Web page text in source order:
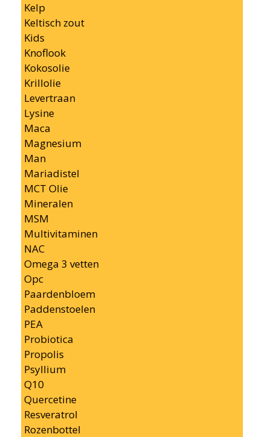
Kelp
Keltisch zout
Kids
Knoflook
Kokosolie
Krillolie
Levertraan
Lysine
Maca
Magnesium
Man
Mariadistel
MCT Olie
Mineralen
MSM
Multivitaminen
NAC
Omega 3 vetten
Opc
Paardenbloem
Paddenstoelen
PEA
Probiotica
Propolis
Psyllium
Q10
Quercetine
Resveratrol
Rozenbottel